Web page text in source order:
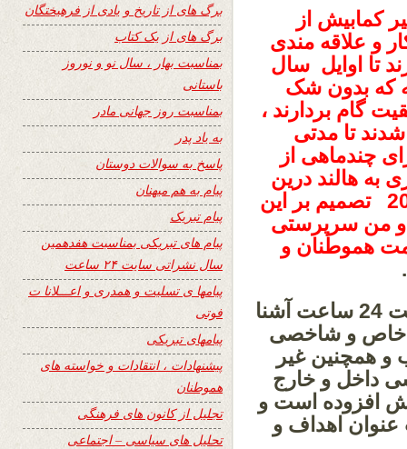
کمابیش از
و علاقه مندی
تا اوایل سال
که بدون شک
گام بردارند ،
شدند تا مدتی
چندماهی از
به هالند درین
مورد صحبت نمودیم و از ماه سپتامبر 2023 تصمیم بر این
و من سرپرستی
هموطنان و
.
برای آن عده از خوانندگانی که تازه با سایت 24 ساعت آشنا
خاص و شاخصی
و همچنین غیر
داخل و خارج
افزوده است و
اهداف و
برگ های از تاریخ و یادی از فرهیختگان
برگ های از یک کتاب
بمناسبت بهار ، سال نو و نوروز
باستانی
بمناسبت روز جهانی مادر
به یاد پدر
پاسخ به سوالات دوستان
پیام به هم میهنان
پیام تبریک
پیام های تبریکی بمناسبت هفدهمین
سال نشراتی سایت ۲۴ ساعت
پیامها ی تسلیت و همدری و اعـــلانا ت
فوتی
پیامهای تبریکی
پیشنهادات ، انتقادات و خواسته های
هموطنان
تجلیل از کانون های فرهنگی
تحلیل های سیاسی – اجتماعی